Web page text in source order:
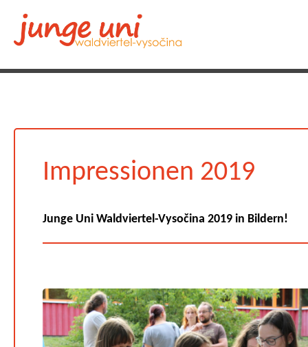
Impressionen 2019
Junge Uni Waldviertel-Vysočina 2019 in Bildern!